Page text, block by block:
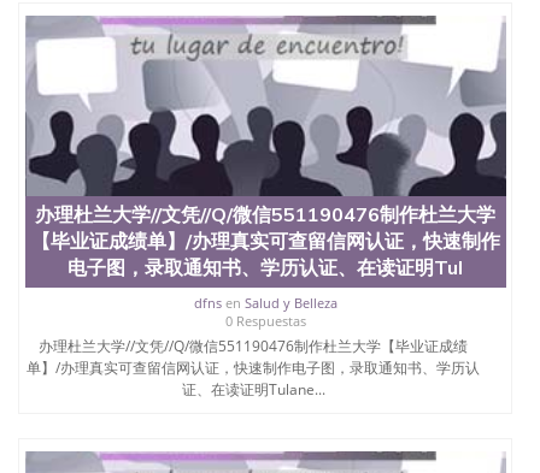
University）圣何塞州立大学结业证（San Jose State
University）圣何塞州立大学结业证（San Jose State
University）圣何塞州立大学学位证（San Jose State
University）圣何塞州立大学学位证（San Jose State
University）圣何塞州立大学学历证书（San Jose
State University）圣何塞州立大学学历证书（San
Jose State University）圣何塞州立大学学历证书
（San Jose State University）澳洲读书未毕业找人做
文凭学位qq微信551190476澳洲读CQU中央昆士兰大
学学历 绩单购买学位证书/澳洲读本科硕士做文凭/购
买澳洲大学毕业证成绩单假文凭学历
offieUniversityofSouthernQueensland 澳洲读书未毕
业找人做文凭学位qq微信551190476澳洲读CQU中央
昆士兰大学学历成绩单购买学位证书/澳洲读本科硕
士做文凭/购买澳洲大学毕业证成绩单假文凭学历办
理新罕布什尔大学//文凭//Q/微信551190476制作新罕
布什尔大学【毕业证成绩单】/办理真实可查留信网
认证，快速制作电子图，录取通知书、学历认证、在
办理杜兰大学//文凭//Q/微信551190476制作杜兰大学
【毕业证成绩单】/办理真实可查留信网认证，快速制作
电子图，录取通知书、学历认证、在读证明Tul
dfnsen Salud y Belleza
0 Respuestas
办理杜兰大学//文凭//Q/微信551190476制作杜兰大学【毕业证成绩
单】/办理真实可查留信网认证，快速制作电子图，录取通知书、学历认
证、在读证明Tulane...